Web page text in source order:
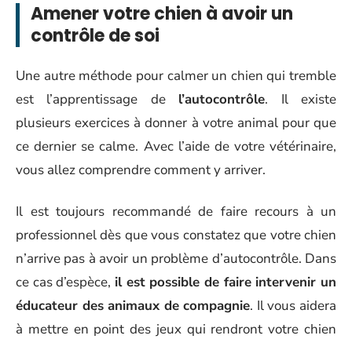
Amener votre chien à avoir un
contrôle de soi
Une autre méthode pour calmer un chien qui tremble
est l’apprentissage de l’autocontrôle. Il existe
plusieurs exercices à donner à votre animal pour que
ce dernier se calme. Avec l’aide de votre vétérinaire,
vous allez comprendre comment y arriver.
Il est toujours recommandé de faire recours à un
professionnel dès que vous constatez que votre chien
n’arrive pas à avoir un problème d’autocontrôle. Dans
ce cas d’espèce, il est possible de faire intervenir un
éducateur des animaux de compagnie. Il vous aidera
à mettre en point des jeux qui rendront votre chien